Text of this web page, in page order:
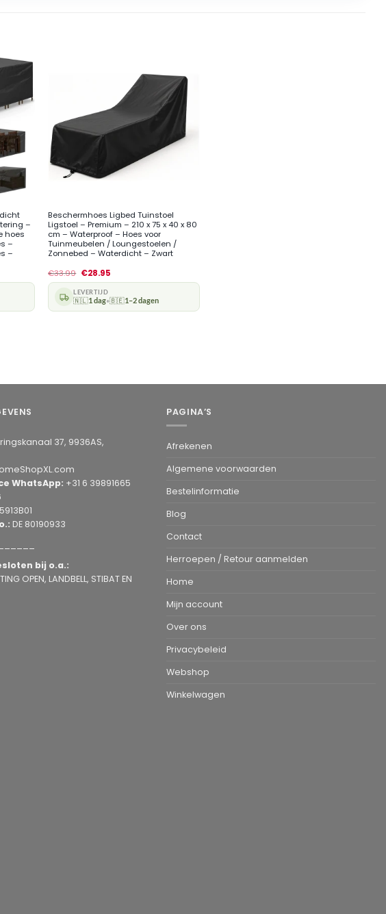
–
hoes
–
–
Beschermhoes Ligbed Tuinstoel
Ligstoel – Premium – 210 x 75 x 40 x 80
cm – Waterproof – Hoes voor
Tuinmeubelen / Loungestoelen /
Zonnebed – Waterdicht – Zwart
€33.99 €28.95
LEVERTIJD
🇳🇱1 dag•🇧🇪1–2 dagen
37, 9936AS,
WhatsApp: +31 6 39891665
DE 80190933
bij o.a.:
OPEN, LANDBELL, STIBAT EN
PAGINA’S
Afrekenen
Algemene voorwaarden
Bestelinformatie
Blog
Contact
Herroepen / Retour aanmelden
Home
Mijn account
Over ons
Privacybeleid
Webshop
Winkelwagen